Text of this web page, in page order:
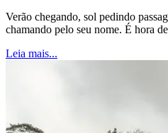
Verão chegando, sol pedindo
chamando pelo seu nome. É hora
Leia mais...